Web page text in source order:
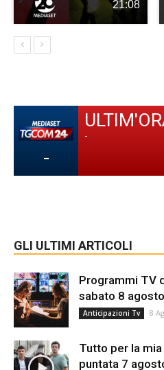
21:08
-
-
GLI ULTIMI ARTICOLI
Programmi TV
sabato 8
Anticipazioni Tv 8
Tutto per la
puntata 7